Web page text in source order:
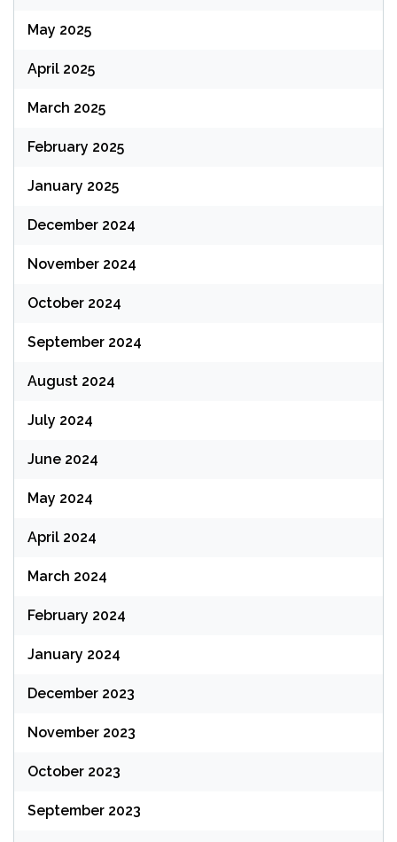
May 2025
April 2025
March 2025
February 2025
January 2025
December 2024
November 2024
October 2024
September 2024
August 2024
July 2024
June 2024
May 2024
April 2024
March 2024
February 2024
January 2024
December 2023
November 2023
October 2023
September 2023